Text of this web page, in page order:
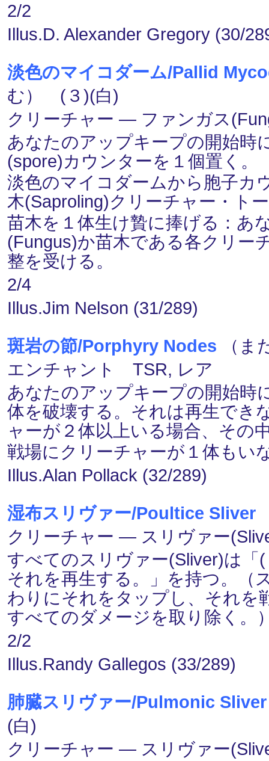
2/2
Illus.D. Alexander Gregory (30/
淡色のマイコダーム/Pallid
む） (３)(白)
クリーチャー ― ファンガス
あなたのアップキープの開始時
(spore)カウンターを１個置く。
淡色のマイコダームから胞子カ
木(Saproling)クリーチャー・ト
苗木を１体生け贄に捧げる：あ
(Fungus)か苗木である各クリー
整を受ける。
2/4
Illus.Jim Nelson (31/289)
斑岩の節/Porphyry Nodes （ま
エンチャント TSR, レア
あなたのアップキープの開始時
体を破壊する。それは再生でき
ャーが２体以上いる場合、その
戦場にクリーチャーが１体もい
Illus.Alan Pollack (32/289)
湿布スリヴァー/Poultice Sliver
クリーチャー ― スリヴァー
すべてのスリヴァー(Sliver)は「
それを再生する。」を持つ。（
わりにそれをタップし、それを
すべてのダメージを取り除く。
2/2
Illus.Randy Gallegos (33/289)
肺臓スリヴァー/Pulmonic Sliver
(白)
クリーチャー ― スリヴァー